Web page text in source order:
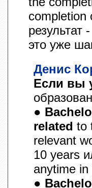
completion
результат -
это уже
Денис
Если вы
●
related to
relevant
10 years
anytime in
●